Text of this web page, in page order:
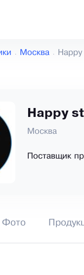
Москва
Happy
Москва
Поставщик
Фото